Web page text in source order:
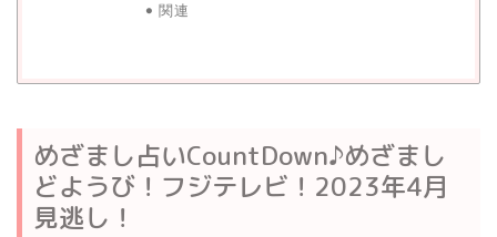
関連
めざまし占いCountDown♪めざまし
どようび！フジテレビ！2023年4月
見逃し！